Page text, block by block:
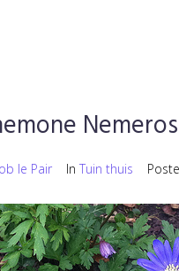
le Pair In Tuin thuis